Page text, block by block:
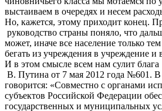
выстаиваем в очередях и несем
Но, кажется, этому приходит конец.
руководство страны поняло, что
может, иначе все население только
бегать из учреждения в учреждение и
И в этом смысле всем нам сулит
В. Путина от 7 мая 2012 года №601. В
говорится: «Совместно с органами
субъектов Российской Федерации
государственных и муниципальных